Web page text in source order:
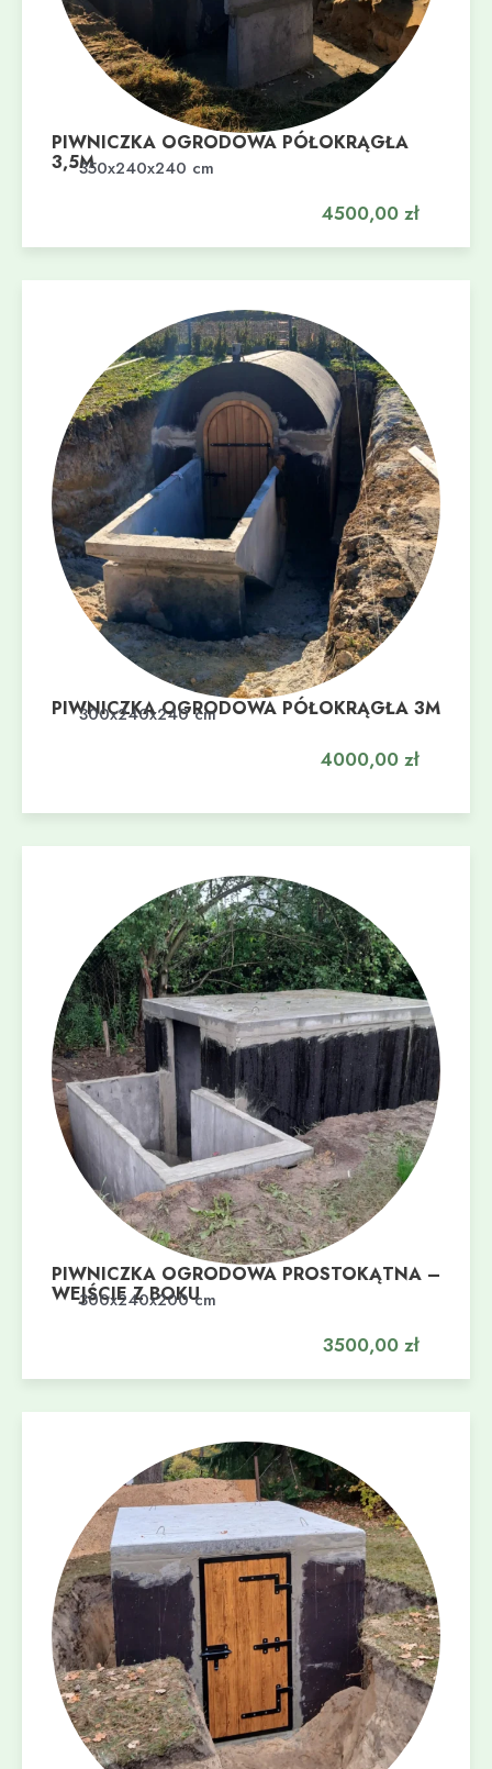
PIWNICZKA OGRODOWA PÓŁOKRĄGŁA
3,5M350x240x240 cm
4500,00 zł
Dodaj do koszyka
PIWNICZKA OGRODOWA PÓŁOKRĄGŁA 3M
300x240x240 cm
4000,00 zł
Dodaj do koszyka
PIWNICZKA OGRODOWA PROSTOKĄTNA –
WEJŚCIE Z BOKU
300x240x200 cm
3500,00 zł
Dodaj do koszyka